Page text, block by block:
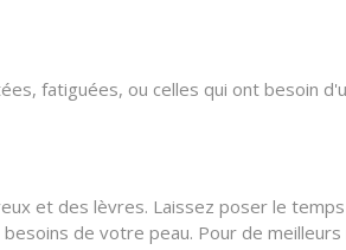
fatiguées, ou celles qui ont besoin
et des lèvres. Laissez poser le
de votre peau. Pour de